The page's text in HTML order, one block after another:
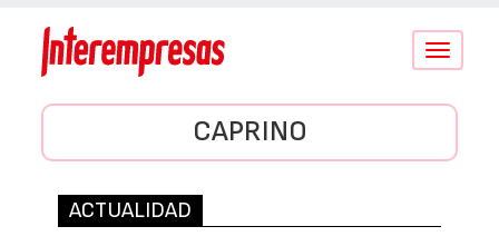
Conmutar
CAPRINO
ACTUALIDAD